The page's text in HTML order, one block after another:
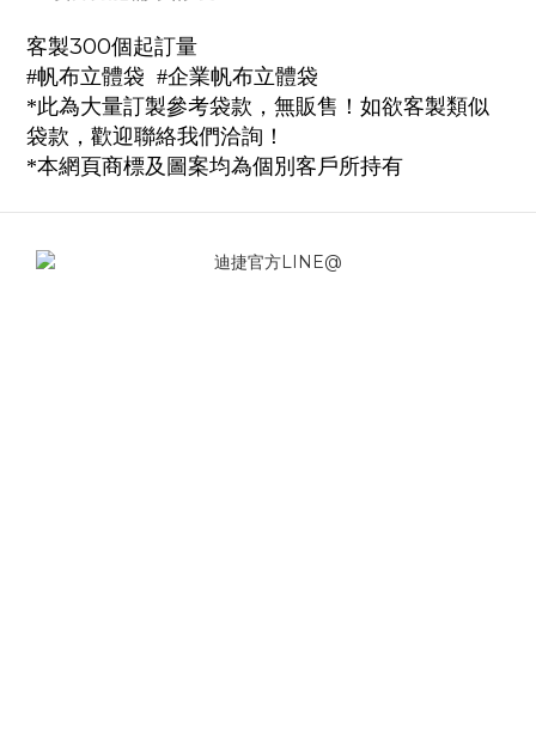
客製300個起訂量
#帆布立體袋 #企業帆布立體袋
*此為大量訂製參考袋款，無販售！如欲客製類似
袋款，歡迎聯絡我們洽詢！
*本網頁商標及圖案均為個別客戶所持有